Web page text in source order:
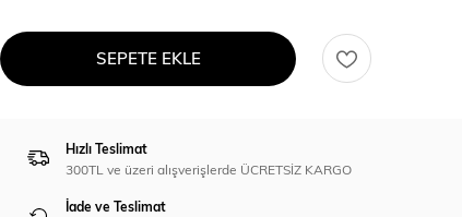
SEPETE EKLE
Hızlı Teslimat
300TL ve üzeri alışverişlerde ÜCRETSİZ KARGO
İade ve Teslimat